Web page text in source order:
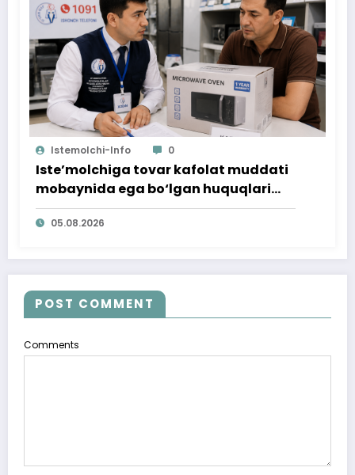
Istemolchi-Info 0
Iste’molchiga tovar kafolat muddati
mobaynida ega bo‘lgan huquqlari
ta’minlab berildi
05.08.2026
POST COMMENT
Comments